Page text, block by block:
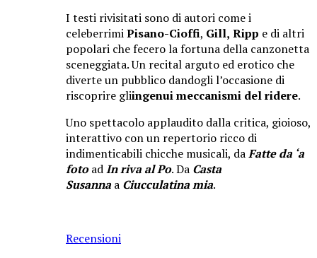
I testi rivisitati sono di autori come i
celeberrimiPisano-Cioffi, Gill, Ripp e di altri
popolari che fecero la fortuna della canzonetta
sceneggiata. Un recital arguto ed erotico che
diverteun pubblico dandogli l’occasione di
riscoprire gliingenui meccanismi del ridere.
Uno spettacolo applaudito dalla critica, gioioso,
interattivo con un repertorio ricco di
indimenticabili chicche musicali, daFatte da ‘a
fotoadIn riva al Po. Da Casta
Susanna a Ciucculatina mia.
Recensioni